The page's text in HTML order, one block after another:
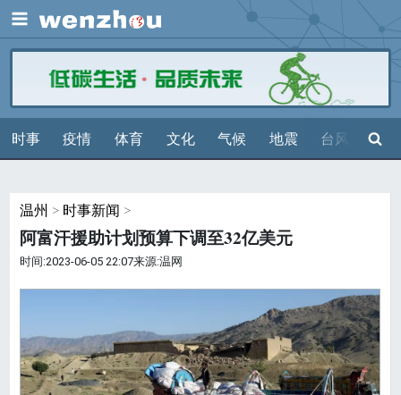
展开
时事 疫情 体育 文化 气候 地震 台风 天气
搜索
温州 > 时事新闻 >
阿富汗援助计划预算下调至32亿美元
时间:2023-06-05 22:07来源:温网